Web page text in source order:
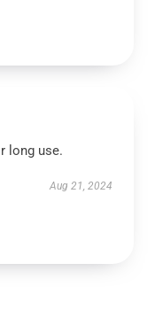
long use.
Aug 21, 2024